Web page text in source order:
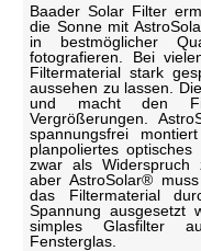
Baader Solar Filter
die Sonne mit
in bestmöglicher
fotografieren. Bei
Filtermaterial stark
aussehen zu lassen.
und macht den
Vergrößerungen.
spannungsfrei
planpoliertes
zwar als Widerspruch
aber AstroSolar®
das Filtermaterial
Spannung ausgesetzt
simples Glasfilter
Fensterglas.